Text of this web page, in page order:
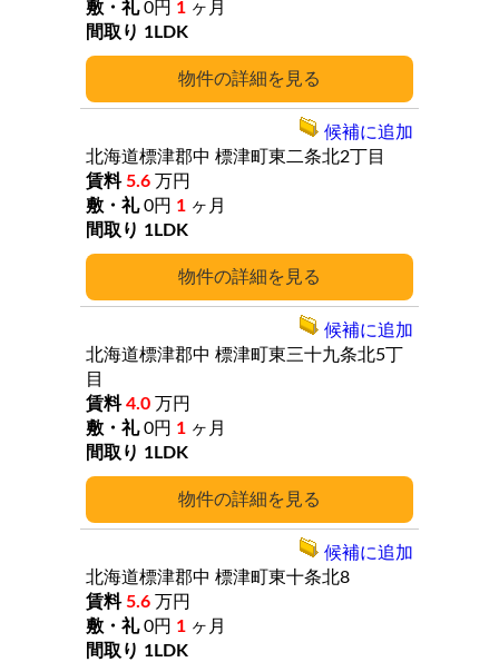
詳細
0円 1 ヶ月
1LDK
詳細
北海道標津郡中 標津町東二条北2丁目
5.6 万円
0円 1 ヶ月
1LDK
候補に追加
詳細
北海道標津郡中 標津町東三十九条北5丁
目
4.0 万円
0円 1 ヶ月
1LDK
候補に追加
北海道標津郡中 標津町東十条北8
5.6 万円
0円 1 ヶ月
1LDK
候補に追加